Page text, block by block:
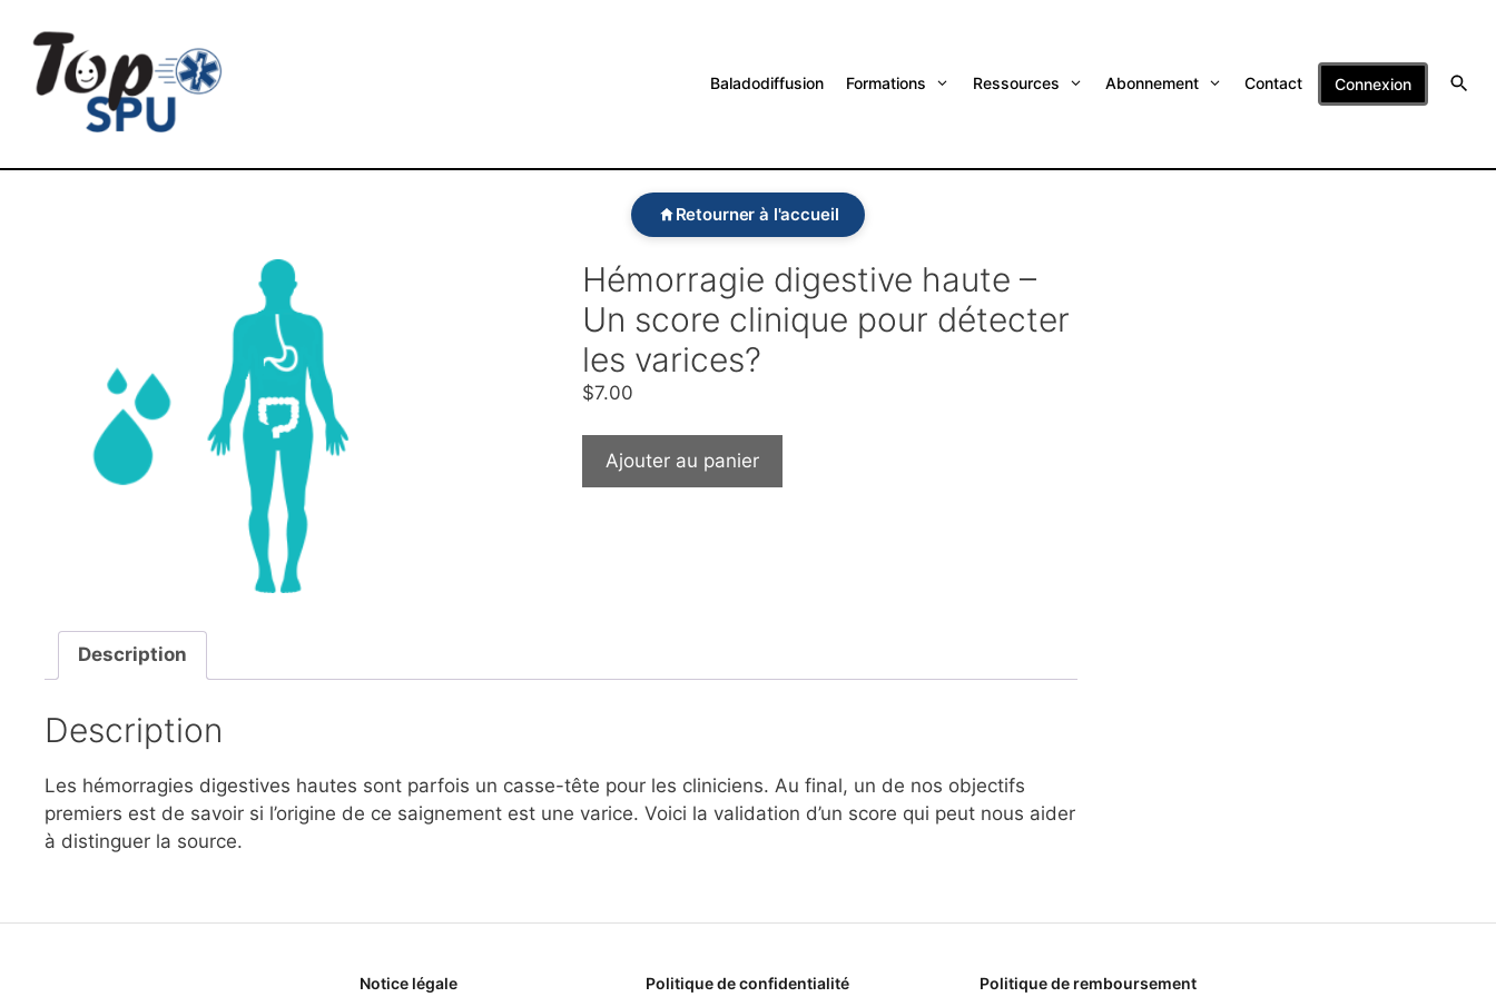
Baladodiffusion Formations Ressources Abonnement Contact Connexion
Retourner à l'accueil
Hémorragie digestive haute –
Un score clinique pour détecter
les varices?
$7.00
Ajouter au panier
Description
Description
Les hémorragies digestives hautes sont parfois un casse-tête pour les cliniciens. Au final, un de nos objectifs
premiers est de savoir si l’origine de ce saignement est une varice. Voici la validation d’un score qui peut nous aider
à distinguer la source.
Notice légale Politique de confidentialité Politique de remboursement